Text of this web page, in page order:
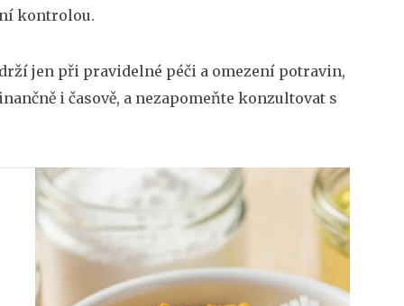
kontrolou.
jen při pravidelné péči a omezení potravin,
i časově, a nezapomeňte konzultovat s